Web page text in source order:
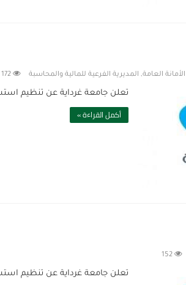
الأمانة العامة, المديرية الفرعية للمالية والمحاسبة 172
تعلن جامعة غرداية عن تنظيم استشارة
أكمل القراءة »
152
تعلن جامعة غرداية عن تنظيم استشارة